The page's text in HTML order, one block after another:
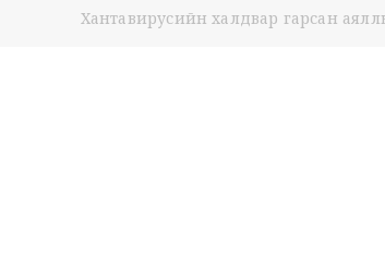
Хантавирусийн халдвар гарсан